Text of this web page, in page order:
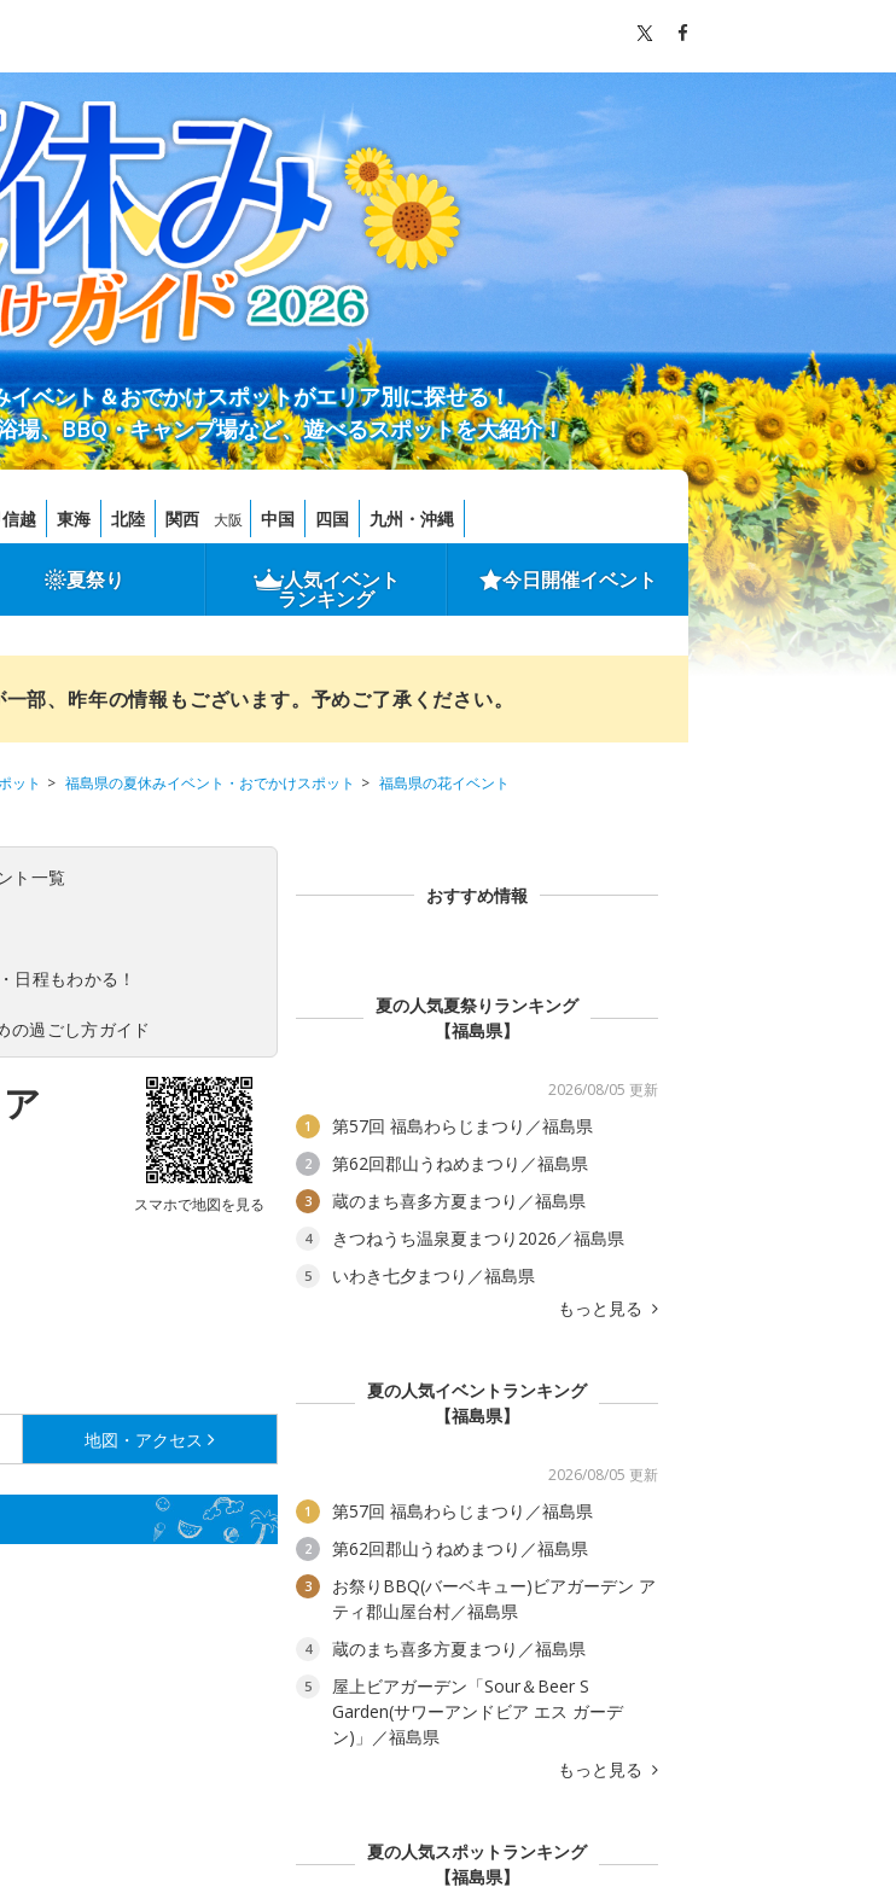
ベント＆おでかけスポットがエリア別に探せる！
場、BBQ・キャンプ場など、遊べるスポットを大紹介！
越 東海 北陸 関西 大阪 中国 四国 九州・沖縄
夏祭り 人気イベント
ランキング
今日開催イベント
部、昨年の情報もございます。予めご了承ください。
ット 福島県の夏休みイベント・おでかけスポット
福島県の花イベント
ト一覧
日程もわかる！
の過ごし方ガイド
スマホで地図を見る
地図・アクセス
おすすめ情報
夏の人気夏祭りランキング
【福島県】
2026/08/05 更新
1 第57回 福島わらじまつり／福島県
2 第62回郡山うねめまつり／福島県
3 蔵のまち喜多方夏まつり／福島県
4 きつねうち温泉夏まつり2026／福島県
5
いわき七夕まつり／福島県
もっと見る
夏の人気イベントランキング
【福島県】
2026/08/05 更新
1 第57回 福島わらじまつり／福島県
2 第62回郡山うねめまつり／福島県
3
お祭りBBQ(バーベキュー)ビアガーデン ア
ティ郡山屋台村／福島県
4 蔵のまち喜多方夏まつり／福島県
5
屋上ビアガーデン「Sour＆Beer S
Garden(サワーアンドビア エス ガーデ
ン)」／福島県
もっと見る
夏の人気スポットランキング
【福島県】